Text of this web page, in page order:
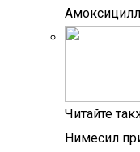
Читайте
Нимесил